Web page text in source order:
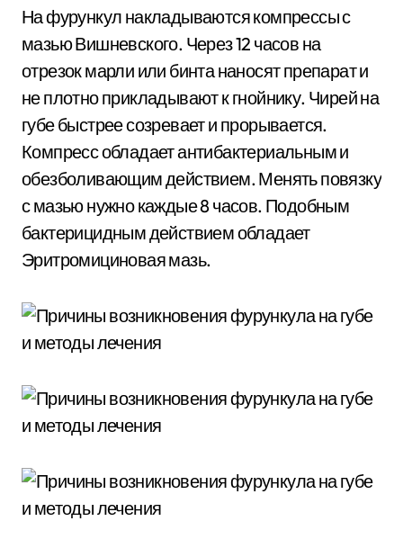
На фурункул накладываются компрессы с
мазью Вишневского. Через 12 часов на
отрезок марли или бинта наносят препарат и
не плотно прикладывают к гнойнику. Чирей на
губе быстрее созревает и прорывается.
Компресс обладает антибактериальным и
обезболивающим действием. Менять повязку
с мазью нужно каждые 8 часов. Подобным
бактерицидным действием обладает
Эритромициновая мазь.